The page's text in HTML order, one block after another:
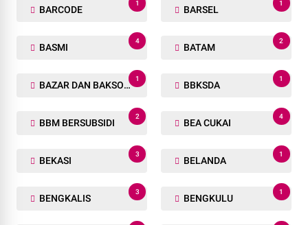
BARCODE
1
BARSEL
1
BASMI
4
BATAM
2
BAZAR DAN BAKSOS RAMADHAN
1
BBKSDA
1
BBM BERSUBSIDI
2
BEA CUKAI
4
BEKASI
3
BELANDA
1
BENGKALIS
3
BENGKULU
1